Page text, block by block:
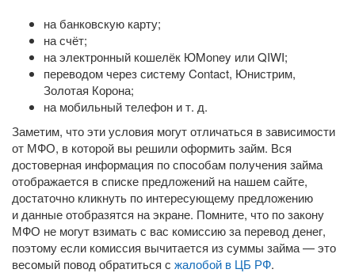
на банковскую карту;
на счёт;
на электронный кошелёк ЮMoney или QIWI;
переводом через систему Contact, Юнистрим,
Золотая Корона;
на мобильный телефон и т. д.
Заметим, что эти условия могут отличаться в зависимости
от МФО, в которой вы решили оформить займ. Вся
достоверная информация по способам получения займа
отображается в списке предложений на нашем сайте,
достаточно кликнуть по интересующему предложению
и данные отобразятся на экране. Помните, что по закону
МФО не могут взимать с вас комиссию за перевод денег,
поэтому если комиссия вычитается из суммы займа — это
весомый повод обратиться с жалобой в ЦБ РФ.